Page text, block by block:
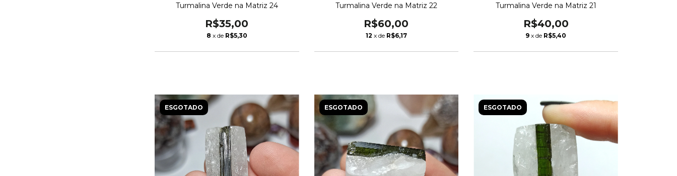
Turmalina Verde na Matriz 24
R$35,00
8 x de R$5,30
Turmalina Verde na Matriz 22
R$60,00
12 x de R$6,17
Turmalina Verde na Matriz 21
R$40,00
9 x de R$5,40
ESGOTADO ESGOTADO ESGOTADO